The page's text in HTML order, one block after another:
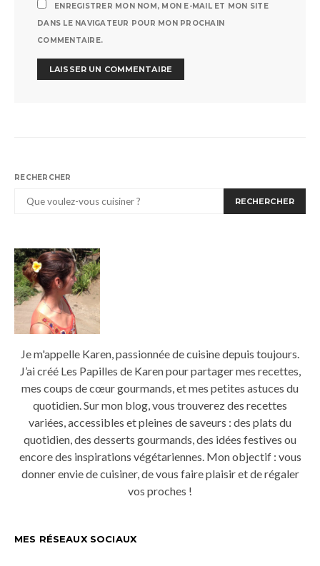
ENREGISTRER MON NOM, MON E-MAIL ET MON SITE
DANS LE NAVIGATEUR POUR MON PROCHAIN
COMMENTAIRE.
RECHERCHER
RECHERCHER
Je m'appelle Karen, passionnée de cuisine depuis toujours.
J’ai créé Les Papilles de Karen pour partager mes recettes,
mes coups de cœur gourmands, et mes petites astuces du
quotidien. Sur mon blog, vous trouverez des recettes
variées, accessibles et pleines de saveurs : des plats du
quotidien, des desserts gourmands, des idées festives ou
encore des inspirations végétariennes. Mon objectif : vous
donner envie de cuisiner, de vous faire plaisir et de régaler
vos proches !
MES RÉSEAUX SOCIAUX